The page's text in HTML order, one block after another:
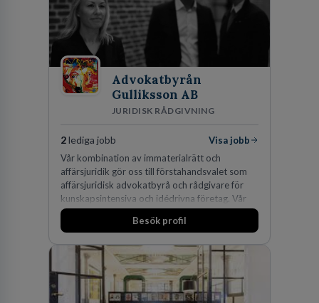
Advokatbyrån
Gulliksson AB
JURIDISK RÅDGIVNING
2lediga jobb
Visa jobb
Vår kombination av immaterialrätt och
affärsjuridik gör oss till förstahandsvalet som
affärsjuridisk advokatbyrå och rådgivare för
kunskapsintensiva och idédrivna företag. Vår
expertis inom IP-tillgångar har gett oss en
marknadsledande position. Våra klienter väljer
skydda, utveckla och kommersialisera
företagets viktigaste tillgångar.
Besök profil